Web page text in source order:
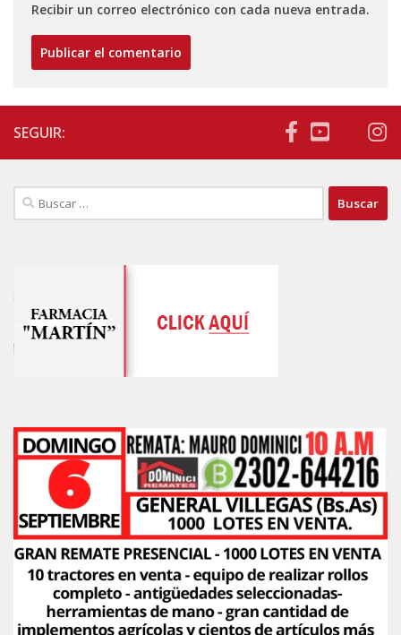
Recibir un correo electrónico con cada nueva entrada.
SEGUIR:
Buscar: